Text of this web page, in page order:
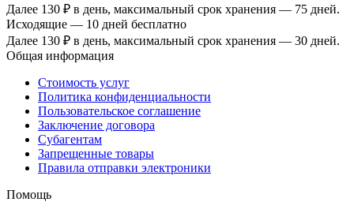
Далее 130 ₽ в день, максимальный срок хранения — 75 дней.
Исходящие — 10 дней бесплатно
Далее 130 ₽ в день, максимальный срок хранения — 30 дней.
Общая информация
Стоимость услуг
Политика конфиденциальности
Пользовательское соглашение
Заключение договора
Субагентам
Запрещенные товары
Правила отправки электроники
Помощь